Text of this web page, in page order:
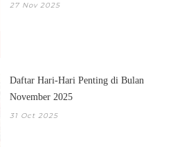
27 Nov 2025
Daftar Hari-Hari Penting di Bulan
November 2025
31 Oct 2025